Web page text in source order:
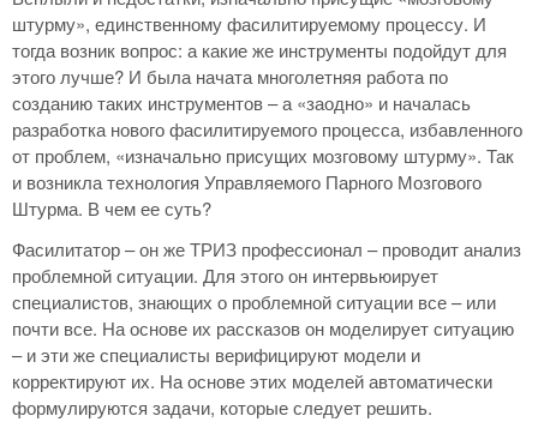
штурму», единственному фасилитируемому процессу. И
тогда возник вопрос: а какие же инструменты подойдут для
этого лучше? И была начата многолетняя работа по
созданию таких инструментов – а «заодно» и началась
разработка нового фасилитируемого процесса, избавленного
от проблем, «изначально присущих мозговому штурму». Так
и возникла технология Управляемого Парного Мозгового
Штурма. В чем ее суть?
Фасилитатор – он же ТРИЗ профессионал – проводит анализ
проблемной ситуации. Для этого он интервьюирует
специалистов, знающих о проблемной ситуации все – или
почти все. На основе их рассказов он моделирует ситуацию
– и эти же специалисты верифицируют модели и
корректируют их. На основе этих моделей автоматически
формулируются задачи, которые следует решить.